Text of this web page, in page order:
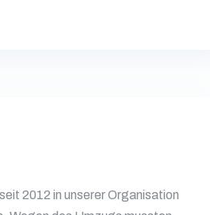
2012 in unserer Organisation